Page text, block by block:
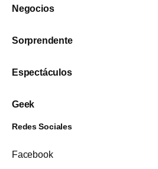
Negocios
Sorprendente
Espectáculos
Geek
Redes Sociales
Facebook